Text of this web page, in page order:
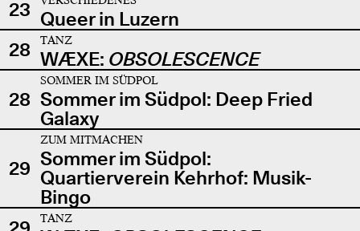
23 Queer in Luzern
28
TANZ
WÆXE: OBSOLESCENCE
28
SOMMER IM SÜDPOL
Sommer im Südpol: Deep Fried
Galaxy
29
ZUM MITMACHEN
Sommer im Südpol:
Quartierverein Kehrhof: Musik-
Bingo
TANZ